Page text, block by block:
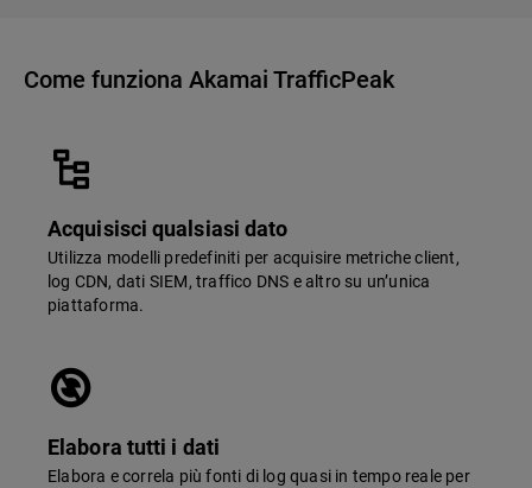
Come funziona Akamai TrafficPeak
Acquisisci qualsiasi dato
Utilizza modelli predefiniti per acquisire metriche client,
log CDN, dati SIEM, traffico DNS e altro su un’unica
piattaforma.
Elabora tutti i dati
Elabora e correla più fonti di log quasi in tempo reale per